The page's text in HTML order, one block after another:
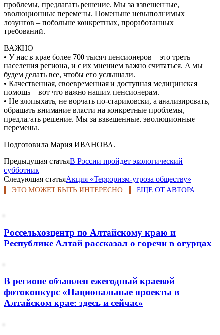
проблемы, предлагать решение. Мы за взвешенные,
эволюционные перемены. Поменьше невыполнимых
лозунгов – побольше конкретных, проработанных
требований.
ВАЖНО
• У нас в крае более 700 тысяч пенсионеров – это треть
населения региона, и с их мнением важно считаться. А мы
будем делать все, чтобы его услышали.
• Качественная, своевременная и доступная медицинская
помощь – вот что важно нашим пенсионерам.
• Не злопыхать, не ворчать по-стариковски, а анализировать,
обращать внимание власти на конкретные проблемы,
предлагать решение. Мы за взвешенные, эволюционные
перемены.
Подготовила Мария ИВАНОВА.
Предыдущая статьяВ России пройдет экологический
субботник
Следующая статьяАкция «Терроризм-угроза обществу»
ЭТО МОЖЕТ БЫТЬ ИНТЕРЕСНО ЕЩЕ ОТ АВТОРА
Россельхозцентр по Алтайскому краю и
Республике Алтай рассказал о горечи в огурцах
В регионе объявлен ежегодный краевой
фотоконкурс «Национальные проекты в
Алтайском крае: здесь и сейчас»